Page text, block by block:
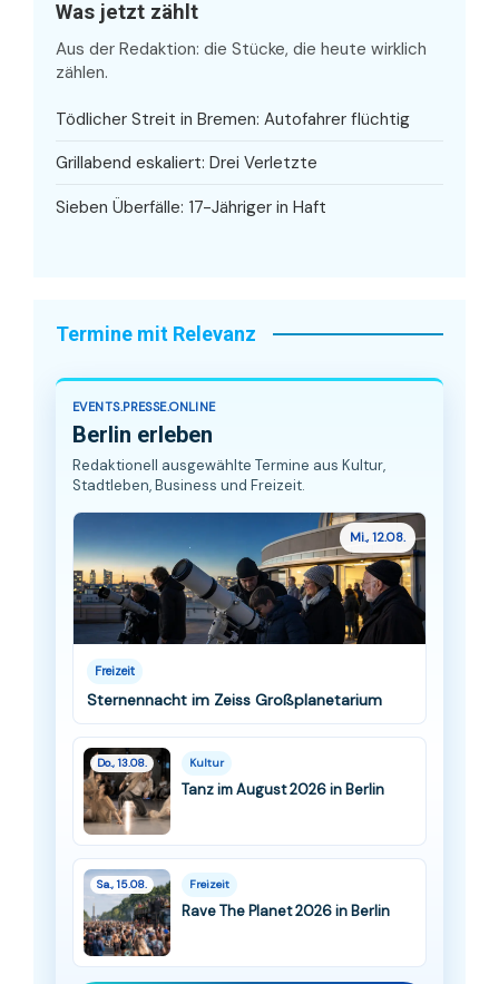
Was jetzt zählt
Aus der Redaktion: die Stücke, die heute wirklich
zählen.
Tödlicher Streit in Bremen: Autofahrer flüchtig
Grillabend eskaliert: Drei Verletzte
Sieben Überfälle: 17-Jähriger in Haft
Termine mit Relevanz
EVENTS.PRESSE.ONLINE
Berlin erleben
Redaktionell ausgewählte Termine aus Kultur,
Stadtleben, Business und Freizeit.
Mi., 12.08.
Freizeit
Sternennacht im Zeiss Großplanetarium
Do., 13.08. Kultur
Tanz im August 2026 in Berlin
Sa., 15.08. Freizeit
Rave The Planet 2026 in Berlin